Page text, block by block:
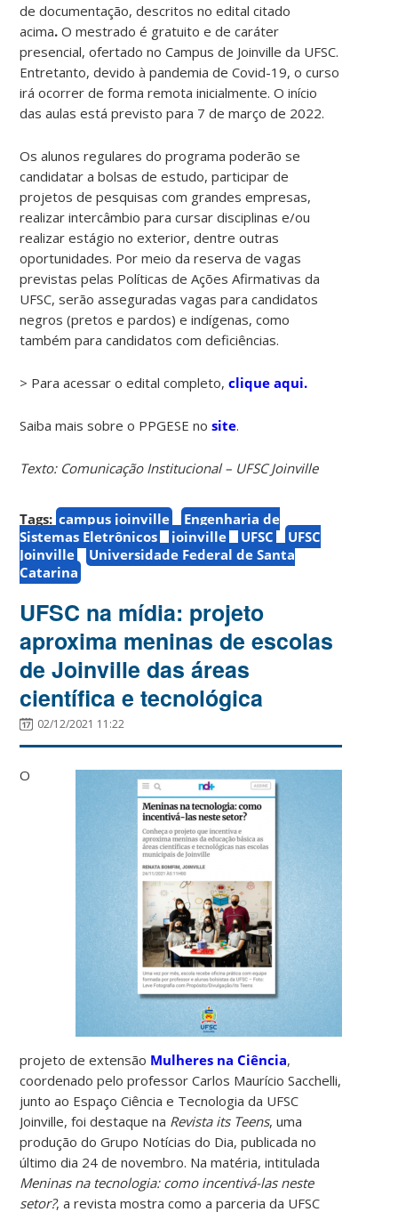
de documentação, descritos no edital citado
acima.O mestrado é gratuito e de caráter
presencial, ofertado no Campus de Joinville da UFSC.
Entretanto, devido à pandemia de Covid-19, o curso
irá ocorrer de forma remota inicialmente. O início
das aulas está previsto para 7 de março de 2022.
Os alunos regulares do programa poderão se
candidatar a bolsas de estudo, participar de
projetos de pesquisas com grandes empresas,
realizar intercâmbio para cursar disciplinas e/ou
realizar estágio no exterior, dentre outras
oportunidades. Por meio da reserva de vagas
previstas pelas Políticas de Ações Afirmativas da
UFSC, serão asseguradas vagas para candidatos
negros (pretos e pardos) e indígenas, como
também para candidatos com deficiências.
> Para acessar o edital completo,clique aqui.
Saiba mais sobre o PPGESE nosite.
Texto: Comunicação Institucional – UFSC Joinville
Tags: campus joinville
Engenharia de
Sistemas Eletrônicos
joinville UFSC
UFSC
Joinville
Universidade Federal de Santa
Catarina
UFSC na mídia: projeto
aproxima meninas de escolas
de Joinville das áreas
científica e tecnológica
02/12/2021 11:22
O
projeto de extensão Mulheres na Ciência,
coordenado pelo professor Carlos Maurício Sacchelli,
junto ao Espaço Ciência e Tecnologia da UFSC
Joinville, foi destaque na Revista its Teens, uma
produção do Grupo Notícias do Dia, publicada no
último dia 24 de novembro. Na matéria, intitulada
Meninas na tecnologia: como incentivá-las neste
setor?, a revista mostra como a parceria da UFSC